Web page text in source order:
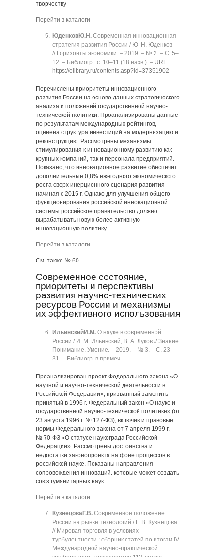
творчеству
Перейти в каталоги
ЮденковЮ.Н. Современная инновационная
стратегия развития России / Ю. Н. Юденков
// Горизонты экономики. ‒ 2019. ‒ № 2. ‒ C. 5‒
12. ‒ Библиогр.: с. 10‒11 (18 назв.). ‒ URL:
https://elibrary.ru/contents.asp?id=37351902.
Перечислены приоритеты инновационного
развития России на основе данных стратегического
анализа и положений государственной научно-
технической политики. Проанализированы данные
по результатам международных рейтингов,
оценена структура инвестиций на модернизацию и
реконструкцию. Рассмотрены механизмы
стимулирования к инновационному развитию как
крупных компаний, так и персонала предприятий.
Показано, что инновационное развитие обеспечит
дополнительные 0,8% ежегодного экономического
роста сверх инерционного сценария развития
начиная с 2015 г. Однако для улучшения общего
функционирования российской инновационной
системы российское правительство должно
вырабатывать новую более активную
инновационную политику
Перейти в каталоги
См. также № 60
Современное состояние,
приоритеты и перспективы
развития научно-технических
ресурсов России и механизмы
их эффективного использования
ИльинскийИ.М. О науке в современной
России / И. М. Ильинский, В. А. Луков // Знание.
Понимание. Умение. ‒ 2019. ‒ № 3. ‒ C. 23‒
31. ‒ Библиогр. в примеч.
Проанализирован проект Федерального закона «О
научной и научно-технической деятельности в
Российской Федерации», призванный заменить
принятый в 1996 г. Федеральный закон «О науке и
государственной научно-технической политике» (от
23 августа 1996 г. № 127-ФЗ), включив и правовые
нормы Федерального закона от 7 апреля 1999 г.
№ 70-ФЗ «О статусе наукограда Российской
Федерации». Рассмотрены достоинства и
недостатки законопроекта на фоне процессов в
российской науке. Показаны направления
сопровождения инноваций, которые может создать
союз гуманитарных наук
Перейти в каталоги
КузнецоваГ.В. Современное положение
России на рынке технологий / Г. В. Кузнецова
// Мировая торговля в условиях
турбулентности : сборник статей по итогам IV
Международной научно-практической